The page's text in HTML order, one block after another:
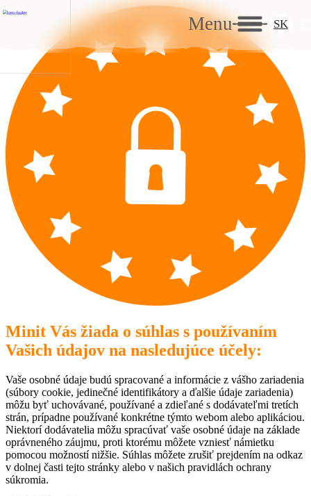
Minit Vás žiada o súhlas s používaním
Vašich údajov na nasledujúce účely:
Vaše osobné údaje budú spracované a informácie z vášho zariadenia
(súbory cookie, jedinečné identifikátory a ďalšie údaje zariadenia)
môžu byť uchovávané, používané a zdieľané s dodávateľmi tretích
strán, prípadne používané konkrétne týmto webom alebo aplikáciou.
Niektorí dodávatelia môžu spracúvať vaše osobné údaje na základe
oprávneného záujmu, proti ktorému môžete vzniesť námietku
pomocou možností nižšie. Súhlas môžete zrušiť prejdením na odkaz
v dolnej časti tejto stránky alebo v našich pravidlách ochrany
súkromia.
Menu SK